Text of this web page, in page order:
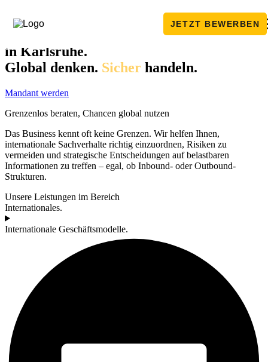
JETZT BEWERBEN
internationales Business
in Karlsruhe.
Global denken. Sicher handeln.
Mandant werden
Grenzen­los beraten, Chancen global nutzen
Das Business kennt oft keine Grenzen. Wir helfen Ihnen,
internationale Sachverhalte richtig einzuordnen, Risiken zu
vermeiden und strategische Entscheidungen auf belastbaren
Informationen zu treffen – egal, ob Inbound- oder Outbound-
Strukturen.
Unsere Leistungen im Bereich
Internationales.
Internationale Geschäftsmodelle.